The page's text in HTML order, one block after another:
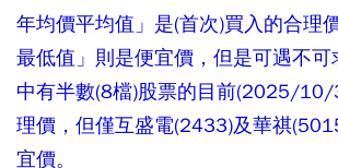
年均價平均值」是(首次)買入的合理
最低值」則是便宜價，但是可遇不
中有半數(8檔)股票的目前(2025/10/
理價，但僅互盛電(2433)及華祺
宜價。